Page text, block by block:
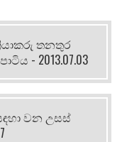
තනතුර
- 2013.07.03
වන උසස්